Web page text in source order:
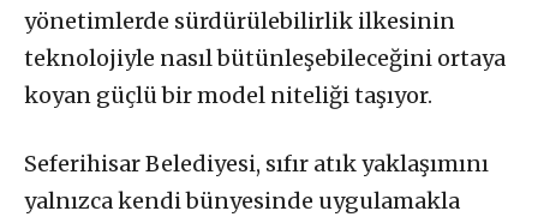
yönetimlerde sürdürülebilirlik ilkesinin
teknolojiyle nasıl bütünleşebileceğini ortaya
koyan güçlü bir model niteliği taşıyor.
Seferihisar Belediyesi, sıfır atık yaklaşımını
yalnızca kendi bünyesinde uygulamakla